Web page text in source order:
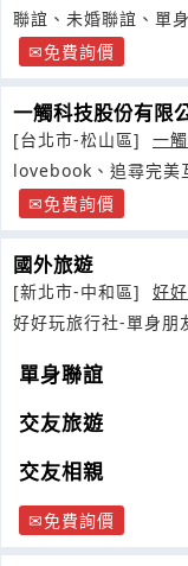
聯誼、未婚聯誼、單
誼、戶外踏青
免費詢價
一觸科技股份有限
[台北市-松山區]
一
lovebook、追尋完美
當朋友開始
免費詢價
國外旅遊
[新北市-中和區]
好
好好玩旅行社-單身朋
單身聯誼
交友旅遊
交友相親
免費詢價